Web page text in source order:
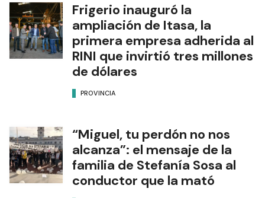
Frigerio inauguró la
ampliación de Itasa, la
primera empresa adherida al
RINI que invirtió tres millones
de dólares
PROVINCIA
“Miguel, tu perdón no nos
alcanza”: el mensaje de la
familia de Stefanía Sosa al
conductor que la mató